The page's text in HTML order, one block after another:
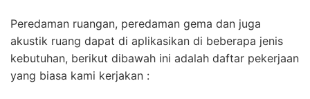
Peredaman ruangan, peredaman gema dan juga
akustik ruang dapat di aplikasikan di beberapa jenis
kebutuhan, berikut dibawah ini adalah daftar pekerjaan
yang biasa kami kerjakan :